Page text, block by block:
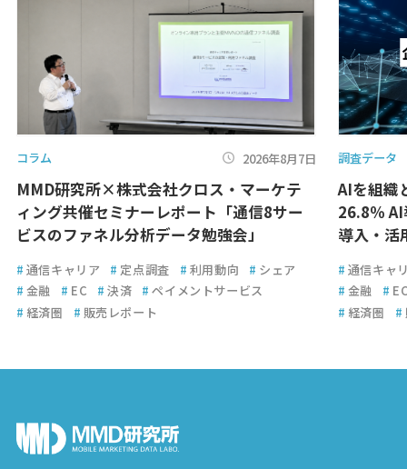
コラム 2026年8月7日
MMD研究所×株式会社クロス・マーケテ
ィング共催セミナーレポート「通信8サー
ビスのファネル分析データ勉強会」
# 通信キャリア # 定点調査 # 利用動向 # シェア
# 金融 # EC # 決済 # ペイメントサービス
# 経済圏 # 販売レポート
調査データ
AIを組織
26.8％
導入・活
# 通信キャ
# 金融 #
# 経済圏 #